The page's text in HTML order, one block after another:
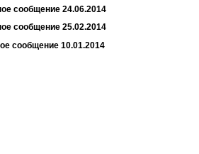
сообщение 24.06.2014
сообщение 25.02.2014
сообщение 10.01.2014